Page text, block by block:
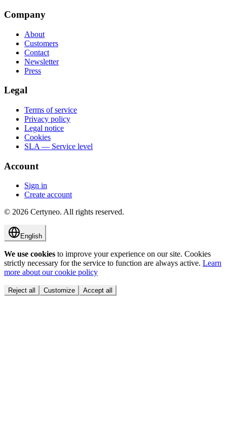
Company
About
Customers
Contact
Newsletter
Press
Legal
Terms of service
Privacy policy
Legal notice
Cookies
SLA — Service level
Account
Sign in
Create account
© 2026 Certyneo. All rights reserved.
English
We use cookies to improve your experience on our site. Cookies
strictly necessary for the service to function are always active. Learn
more about our cookie policy
Reject all Customize Accept all